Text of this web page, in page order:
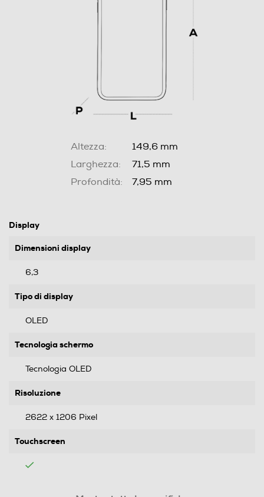
Altezza:
149,6 mm
Larghezza:
71,5 mm
Profondità:
7,95 mm
Display
Dimensioni display
6,3
Tipo di display
OLED
Tecnologia schermo
Tecnologia OLED
Risoluzione
2622 x 1206 Pixel
Touchscreen